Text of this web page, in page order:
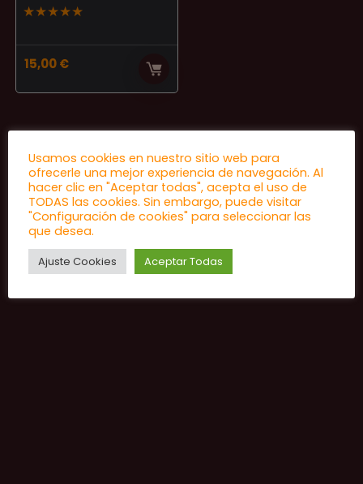
★★★★★
15,00€
Usamos cookies en nuestro sitio web para
ofrecerle una mejor experiencia de navegación. Al
hacer clic en "Aceptar todas", acepta el uso de
TODAS las cookies. Sin embargo, puede visitar
"Configuración de cookies" para seleccionar las
que desea.
Ajuste Cookies Aceptar Todas